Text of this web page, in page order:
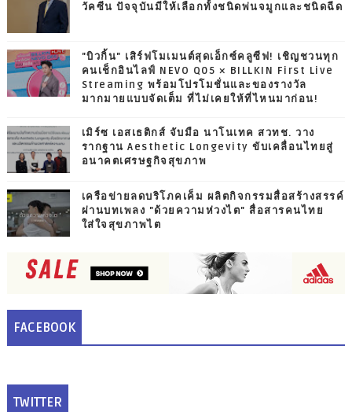
วัคซีน ปัจจุบันมีให้เลือกทั้งชนิดพ่นจมูกและชนิดฉีด
"บิวกิ้น" เสิร์ฟโมเมนต์สุดเอ็กซ์คลูซีฟ! เชิญชวนทุก
คนเช็กอินไลฟ์ NEVO Q05 × BILLKIN First Live
Streaming พร้อมโปรโมชั่นและของรางวัล
มากมายแบบจัดเต็ม ที่ไม่เคยให้ที่ไหนมาก่อน!
เมิร์ซ เอสเธติกส์ จับมือ นาโนเทค สวทช. วาง
รากฐาน Aesthetic Longevity ขับเคลื่อนไทยสู่
อนาคตเศรษฐกิจสุขภาพ
เครือข่ายลดบริโภคเค็ม ผลิตกิจกรรมสื่อสร้างสรรค์
ผ่านบทเพลง "ด้วยความห่วงไต" สื่อสารคนไทย
ใส่ใจสุขภาพไต
FACEBOOK
TWITTER